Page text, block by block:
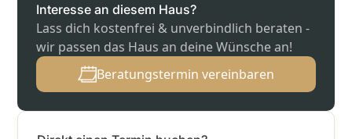
Interesse an diesem Haus?
Lass dich kostenfrei & unverbindlich beraten -
wir passen das Haus an deine Wünsche an!
Beratungstermin vereinbaren